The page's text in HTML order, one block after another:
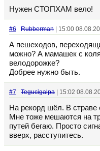
Нужен СТОПХАМ вело!
#6 Rubberman | 15:00
А пешеходов,
можно? А мамашек с
велодорожке?
Добрее нужно быть.
#7 Tegucigalpa | 15:02
На рекорд шёл. В страве
Мне тоже мешаются на
путей бегаю. Просто
вверх, расступитесь.